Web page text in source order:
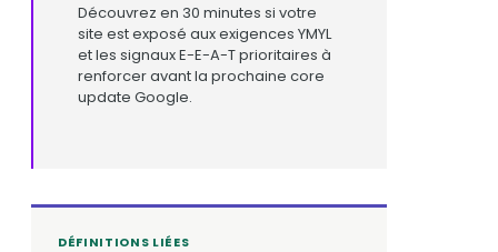
Découvrez en 30 minutes si votre
site est exposé aux exigences YMYL
et les signaux E-E-A-T prioritaires à
renforcer avant la prochaine core
update Google.
DÉFINITIONS LIÉES